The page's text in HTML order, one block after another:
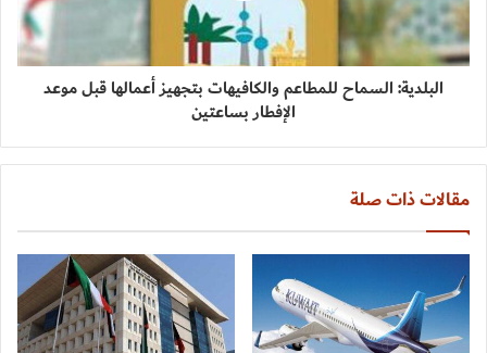
البلدية: السماح للمطاعم والكافيهات بتجهيز أعمالها قبل موعد
مقالات ذات صلة